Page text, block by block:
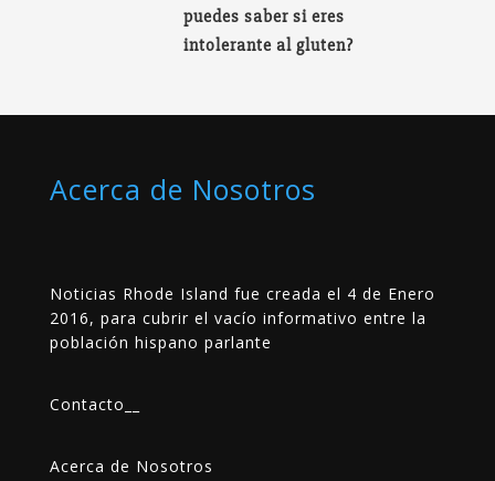
puedes saber si eres
intolerante al gluten?
Acerca de Nosotros
Noticias Rhode Island fue creada el 4 de Enero
2016, para cubrir el vacío informativo entre la
población hispano parlante
Contacto
Acerca de Nosotros